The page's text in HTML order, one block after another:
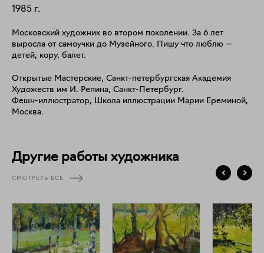
1985 г.
Московский художник во втором поколении. За 6 лет
выросла от самоучки до Музейного. Пишу что люблю —
детей, кору, балет.
Открытые Мастерские, Санкт-петербургская Академия
Художеств им И. Репина, Санкт-Петербург.
Фешн-иллюстратор, Школа иллюстрации Марии Ереминой,
Москва.
Другие работы художника
СМОТРЕТЬ ВСЕ